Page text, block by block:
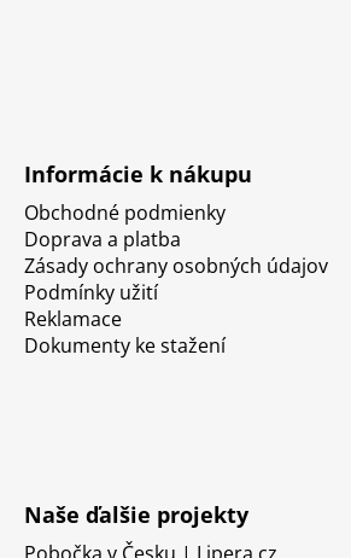
Informácie k nákupu
Obchodné podmienky
Doprava a platba
Zásady ochrany osobných údajov
Podmínky užití
Reklamace
Dokumenty ke stažení
Naše ďalšie projekty
Pobočka v Česku | Lipera.cz